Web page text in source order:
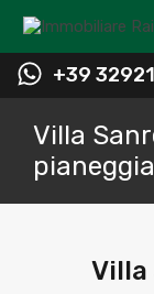
+39
Villa
Villa